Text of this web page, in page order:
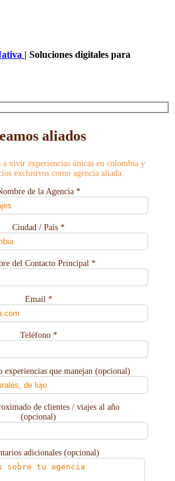
| Soluciones digitales para
aliados
a vivir experiencias únicas en colombia y
exclusivos como agencia aliada.
de la Agencia *
Ciudad / País *
del Contacto Principal *
Email *
Teléfono *
experiencias que manejan (opcional)
de clientes / viajes al año
(opcional)
adicionales (opcional)